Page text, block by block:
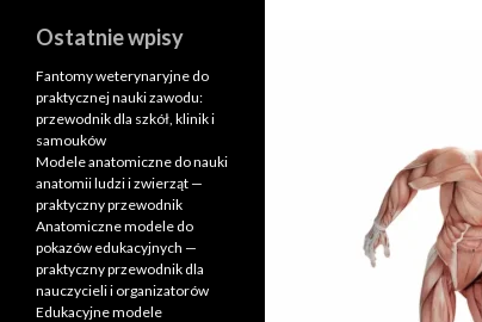
Ostatnie wpisy
Fantomy weterynaryjne do
praktycznej nauki zawodu:
przewodnik dla szkół, klinik i
samouków
Modele anatomiczne do nauki
anatomii ludzi i zwierząt —
praktyczny przewodnik
Anatomiczne modele do
pokazów edukacyjnych —
praktyczny przewodnik dla
nauczycieli i organizatorów
Edukacyjne modele